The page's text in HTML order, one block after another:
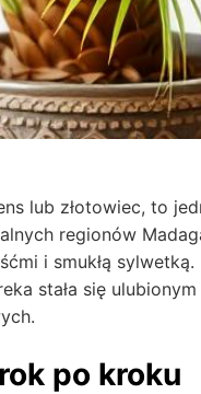
lub złotowiec, to
regionów
i smukłą
stała się
po kroku